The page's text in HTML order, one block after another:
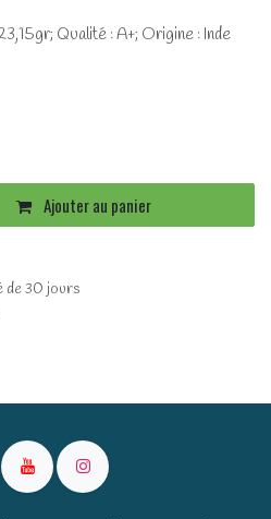
Qualité : A+; Origine : Inde
Ajouter au panier
de 30 jours